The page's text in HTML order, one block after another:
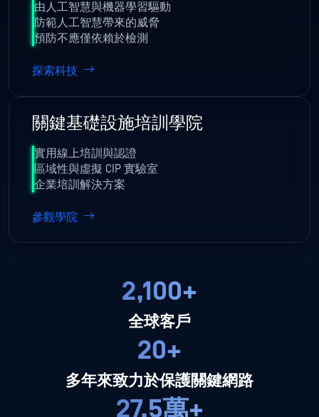
由人工智慧與機器學習驅動
防範人工智慧帶來的威脅
預防不應僅依賴於檢測
探索科技
關鍵基礎設施培訓學院
實用線上培訓與認證
區域性與虛擬 CIP 實驗室
企業培訓解決方案
參觀學院
2,100+
全球客戶
20+
多年來致力於保護關鍵網路
27.5萬+